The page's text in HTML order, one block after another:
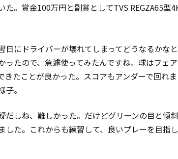
た。賞金100万円と副賞としてTVS REGZA65型
日にドライバーが壊れてしまってどうなるかな
ったので、急遽使ってみたんですね。球はフェ
きたことが良かった。スコアもアンダーで回れ
。
だしね、難しかった。だけどグリーンの目と傾
した。これからも練習して、良いプレーを目指